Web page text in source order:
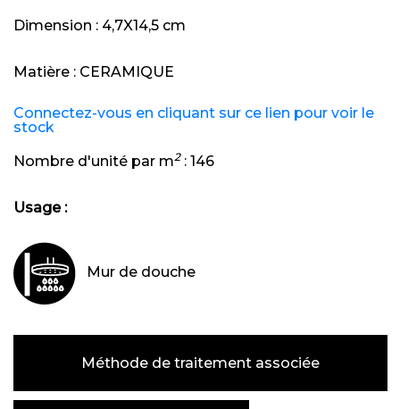
Dimension : 4,7X14,5 cm
Matière : CERAMIQUE
Connectez-vous en cliquant sur ce lien pour voir le
stock
Nombre d'unité par m2: 146
Usage :
Mur de douche
Méthode de traitement associée